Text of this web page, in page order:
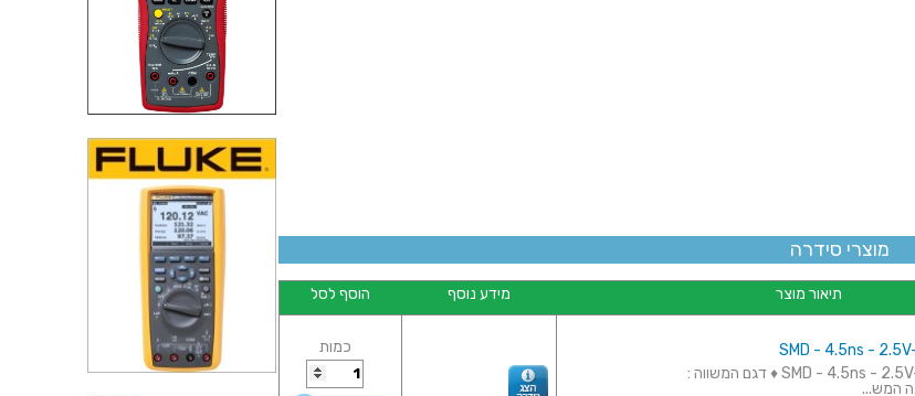
מוצרי סידרה
תיאור מוצר מידע נוסף הוסף לסל
משווה - ערוץ 1 - SMD - 4.5ns - 2.5V-5.5V ♦ דגם המשווה :
כמות